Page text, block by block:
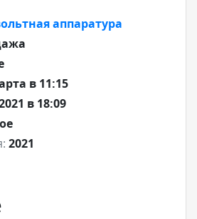
аппаратура
в 11:15
в 18:09
2021